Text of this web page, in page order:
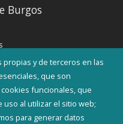
y de terceros en las
que son
funcionales, que
al utilizar el sitio web;
para generar datos
Burgos